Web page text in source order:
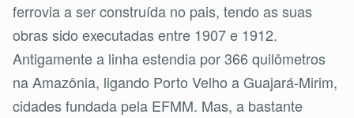
ferrovia a ser construída no pais, tendo as suas
obras sido executadas entre 1907 e 1912.
Antigamente a linha estendia por 366 quilômetros
na Amazônia, ligando Porto Velho a Guajará-Mirim,
cidades fundada pela EFMM. Mas, a bastante